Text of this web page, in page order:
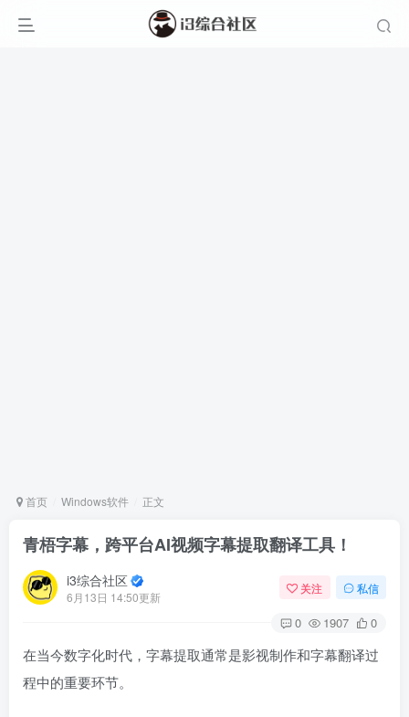
首页 Windows软件 正文
青梧字幕，跨平台AI视频字幕提取翻译工具！
i3综合社区
6月13日 14:50更新
关注 私信
0 1907 0
在当今数字化时代，字幕提取通常是影视制作和字幕翻译过
程中的重要环节。